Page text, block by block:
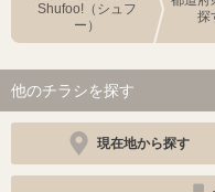
Shufoo!（シュフ
ー）
探
他のチラシを探す
現在地から探す